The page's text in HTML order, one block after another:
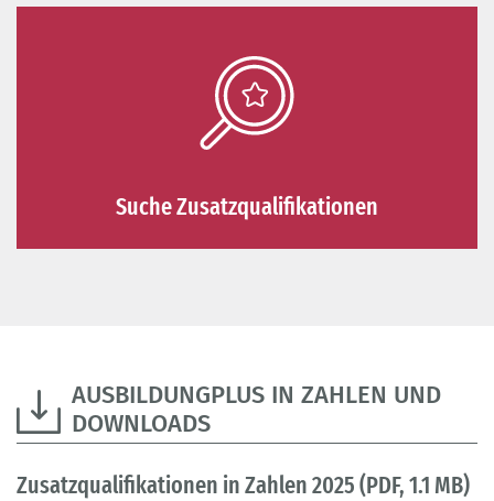
Suche Zusatzqualifikationen
AUSBILDUNGPLUS IN ZAHLEN UND
DOWNLOADS
Zusatzqualifikationen in Zahlen 2025 (PDF, 1.1 MB)